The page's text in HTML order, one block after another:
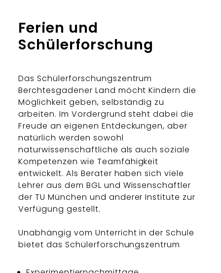
Ferien und
Schülerforschung
Das Schülerforschungszentrum
Berchtesgadener Land möcht Kindern die
Möglichkeit geben, selbständig zu
arbeiten. Im Vordergrund steht dabei die
Freude an eigenen Entdeckungen, aber
natürlich werden sowohl
naturwissenschaftliche als auch soziale
Kompetenzen wie Teamfähigkeit
entwickelt. Als Berater haben sich viele
Lehrer aus dem BGL und Wissenschaftler
der TU München und anderer Institute zur
Verfügung gestellt.
Unabhängig vom Unterricht in der Schule
bietet das Schülerforschungszentrum